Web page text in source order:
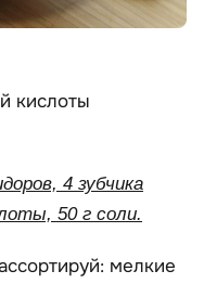
кислоты
4 зубчика
50 г соли.
мелкие